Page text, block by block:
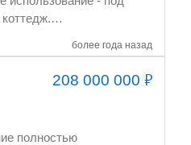
более года назад
208 000 000₽
полностью